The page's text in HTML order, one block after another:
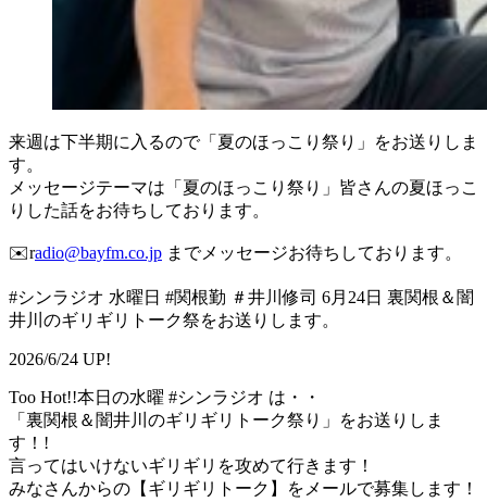
来週は下半期に入るので「夏のほっこり祭り」をお送りしま
す。
メッセージテーマは「夏のほっこり祭り」皆さんの夏ほっこ
りした話をお待ちしております。
✉️radio@bayfm.co.jp までメッセージお待ちしております。
#シンラジオ 水曜日 #関根勤 ＃井川修司 6月24日 裏関根＆闇
井川のギリギリトーク祭をお送りします。
2026/6/24 UP!
Too Hot!!本日の水曜 #シンラジオ は・・
「裏関根＆闇井川のギリギリトーク祭り」をお送りしま
す！!
言ってはいけないギリギリを攻めて行きます！
みなさんからの【ギリギリトーク】をメールで募集します！